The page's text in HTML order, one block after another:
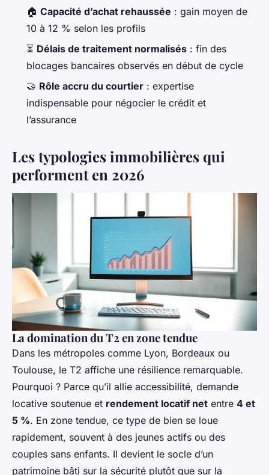
🏠 Capacité d’achat rehaussée : gain moyen de
10 à 12 % selon les profils
⏳ Délais de traitement normalisés : fin des
blocages bancaires observés en début de cycle
🤝 Rôle accru du courtier : expertise
indispensable pour négocier le crédit et
l’assurance
Les typologies immobilières qui
performent en 2026
La domination du T2 en zone tendue
Dans les métropoles comme Lyon, Bordeaux ou
Toulouse, le T2 affiche une résilience remarquable.
Pourquoi ? Parce qu’il allie accessibilité, demande
locative soutenue et rendement locatif net entre 4 et
5 %. En zone tendue, ce type de bien se loue
rapidement, souvent à des jeunes actifs ou des
couples sans enfants. Il devient le socle d’un
patrimoine bâti sur la sécurité plutôt que sur la